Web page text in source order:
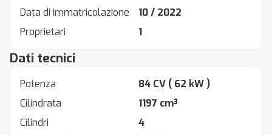
Data di immatricolazione
10 / 2022
Proprietari
1
Dati tecnici
Potenza 84 CV ( 62 kW )
Cilindrata
1197 cm³
Cilindri
4